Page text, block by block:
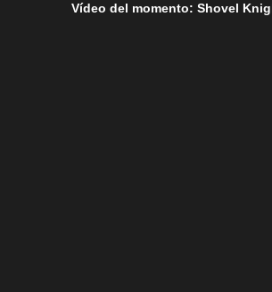
Vídeo del momento: Shovel